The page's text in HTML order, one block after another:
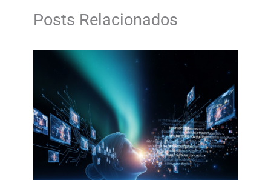
d
I
n
A
p
p
i
n
k
Posts Relacionados